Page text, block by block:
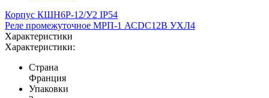
Корпус КШН6Р-12/У2 IP54
Реле промежуточное МРП-1 АСDC12В УХЛ4
Характеристики
Характеристики:
Страна
Франция
Упаковки